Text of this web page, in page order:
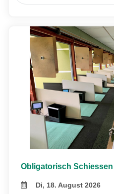
Obligatorisch Schiessen
Di, 18. August 2026